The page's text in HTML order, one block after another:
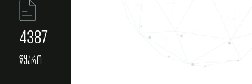
4387
წყარო